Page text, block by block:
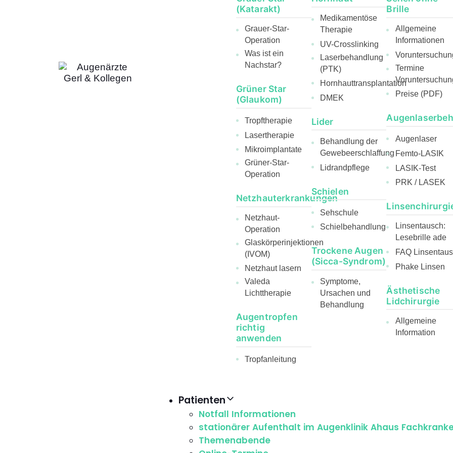
(Katarakt)
Grauer-Star-
Operation
Was ist ein
Nachstar?
Grüner Star
(Glaukom)
Tropftherapie
Lasertherapie
Mikroimplantate
Grüner-Star-
Operation
Netzhauterkrankungen
Netzhaut-
Operation
Glaskörperinjektionen
(IVOM)
Netzhaut lasern
Valeda
Lichttherapie
Augentropfen
richtig
anwenden
Tropfanleitung
Medikamentöse
Therapie
UV-Crosslinking
Laserbehandlung
(PTK)
Hornhauttransplantation
DMEK
Lider
Behandlung der
Gewebeerschlaffung
Lidrandpflege
Schielen
Sehschule
Schielbehandlung
Trockene Augen
(Sicca-Syndrom)
Symptome,
Ursachen und
Behandlung
Brille
Allgemeine
Informationen
Termine
Preise (PDF)
Augenlaser
Femto-LASIK
LASIK-Test
PRK / LASEK
Linsentausch:
Lesebrille ade
FAQ
Phake Linsen
Ästhetische
Lidchirurgie
Allgemeine
Information
Patienten
Notfall Informationen
stationärer Aufenthalt im Augenklinik Ahaus
Themenabende